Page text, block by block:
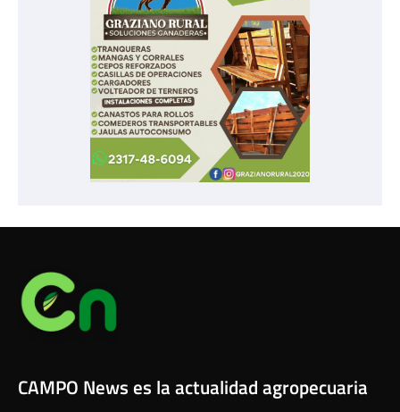
CAMPO News es la actualidad agropecuaria